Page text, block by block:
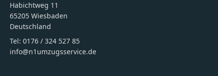
Habichtweg 11
65205 Wiesbaden
Deutschland
Tel: 0176 / 324 527 85
info@n1umzugsservice.de